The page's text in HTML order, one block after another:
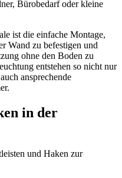
Bürobedarf oder kleine
ist die einfache Montage,
Wand zu befestigen und
ohne den Boden zu
entstehen so nicht nur
ansprechende
in der